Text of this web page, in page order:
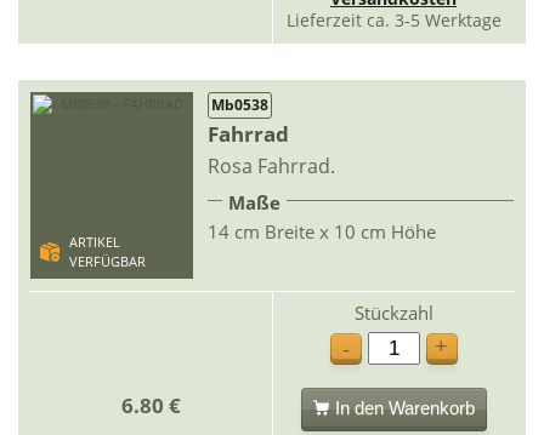
Lieferzeit ca. 3-5 Werktage
ARTIKEL
VERFÜGBAR
Mb0538
Fahrrad
Rosa Fahrrad.
Maße
14 cm Breite x 10 cm Höhe
6.80 €
Stückzahl
-
+
In den Warenkorb